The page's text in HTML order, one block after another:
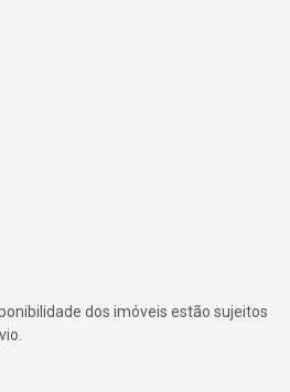
dos imóveis estão sujeitos